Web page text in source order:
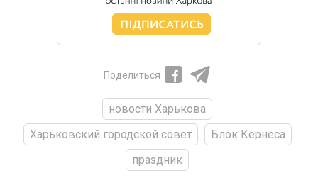
Поделиться
новости Харькова
Харьковский городской совет
Блок Кернеса
праздник